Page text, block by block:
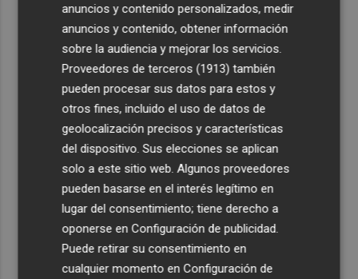
Ferran Torres, recibido con un baño de masas en su
pueblo: "Allá donde voy siempre digo que soy de Foios"
Foios se vuelca con Ferran Torres
La serie murciana protagonizada por un conejo de
peluche malhablado y gamberro que triunfa en las
redes: así es 'Yván y Lolo'
anuncios y contenido personalizados, medir
anuncios y contenido, obtener información
sobre la audiencia y mejorar los servicios.
Proveedores de terceros (1913) también
pueden procesar sus datos para estos y
otros fines, incluido el uso de datos de
geolocalización precisos y características
del dispositivo. Sus elecciones se aplican
solo a este sitio web. Algunos proveedores
pueden basarse en el interés legítimo en
lugar del consentimiento; tiene derecho a
oponerse enConfiguración de publicidad
Puede retirar su consentimiento en
cualquier momento enConfiguración de